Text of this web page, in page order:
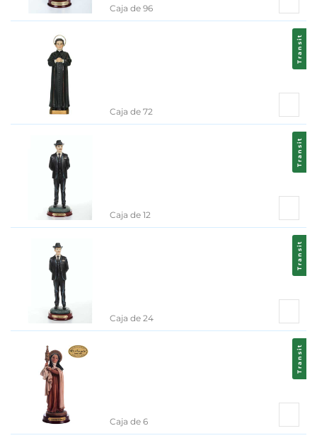
Caja de 96
Transit
Caja de 72
Transit
Caja de 12
Transit
Caja de 24
Transit
Caja de 6